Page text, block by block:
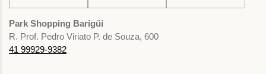
Park Shopping Barigüi
R. Prof. Pedro Viriato P. de Souza, 600
41 99929-9382